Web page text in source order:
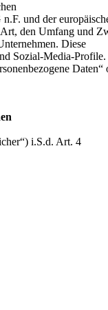
und der
den Umfang und
Diese
Sozial-Media-Profile.
Daten“
i.S.d. Art. 4